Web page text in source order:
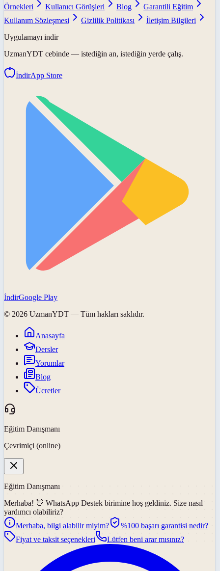
Örnekleri
Kullanıcı Görüşleri Blog
Garantili Eğitim
Kullanım Sözleşmesi
Gizlilik Politikası
İletişim Bilgileri
Uygulamayı indir
UzmanYDT cebinde — istediğin an, istediğin yerde çalış.
İndirApp Store
İndirGoogle Play
© 2026 UzmanYDT — Tüm hakları saklıdır.
Anasayfa
Dersler
Yorumlar
Blog
Ücretler
Eğitim Danışmanı
Çevrimiçi (online)
Eğitim Danışmanı
Merhaba! 👋 WhatsApp Destek birimine hoş geldiniz. Size nasıl
yardımcı olabiliriz?
Merhaba, bilgi alabilir miyim?
%100 başarı garantisi nedir?
Fiyat ve taksit seçenekleri
Lütfen beni arar mısınız?